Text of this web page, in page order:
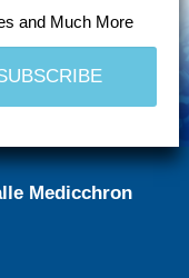
and Much More
Medicchron